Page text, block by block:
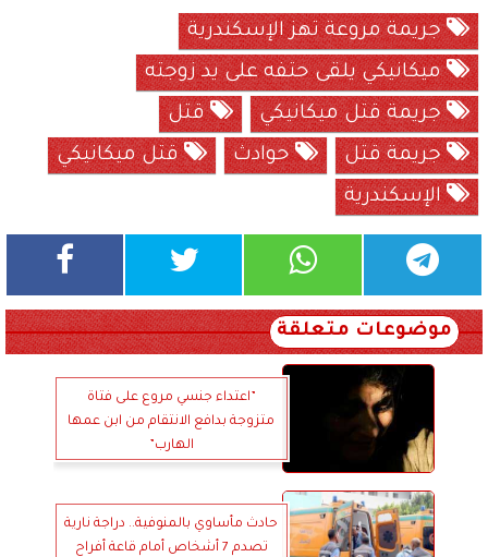
جريمة مروعة تهز الإسكندرية
ميكانيكي يلقى حتفه على يد زوجته
جريمة قتل ميكانيكي
قتل
جريمة قتل
حوادث
قتل ميكانيكي
الإسكندرية
موضوعات متعلقة
”اعتداء جنسي مروع على فتاة
متزوجة بدافع الانتقام من ابن عمها
الهارب”
حادث مأساوي بالمنوفية.. دراجة نارية
تصدم 7 أشخاص أمام قاعة أفراح